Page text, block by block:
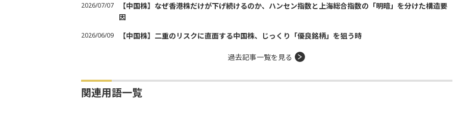
2026/07/07
【中国株】なぜ香港株だけが下げ続けるのか、ハンセン指数と上海総合指数の「明暗」を分けた構造要
因
2026/06/09 【中国株】二重のリスクに直面する中国株、じっくり「優良銘柄」を狙う時
過去記事一覧を見る
関連用語一覧